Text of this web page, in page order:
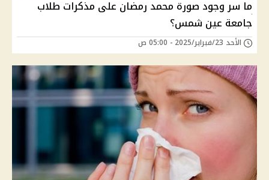
ما سر وجود صورة محمد رمضان على مذكرات طلاب
جامعة عين شمس؟
الأحد 23/فبراير/2025 - 05:00 ص